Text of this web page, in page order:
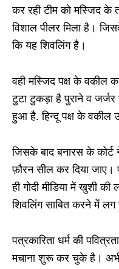
कर रही टीम को मस्जिद के
विशाल पीलर मिला है।
कि यह शिवलिंग है।
वही मस्जिद पक्ष के वकील
टुटा टुकड़ा है पुराने व
हुआ है. हिन्दू पक्ष के वकील
जिसके बाद बनारस के
फ़ौरन सील कर दिया
ही गोदी मीडिया में खुशी
शिवलिंग साबित करने में लग
पत्रकारिता धर्म की
मचाना शुरू कर चुके है। अभी